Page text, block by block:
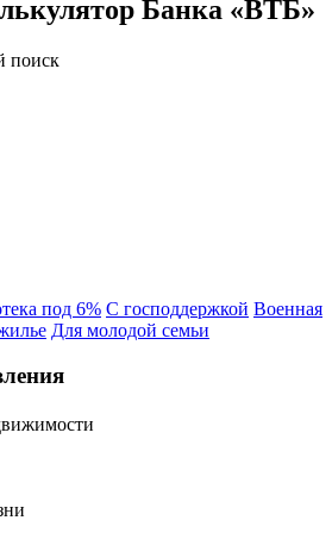
Банка «ВТБ»
поиск
под 6% С господдержкой Военная
Для молодой семьи